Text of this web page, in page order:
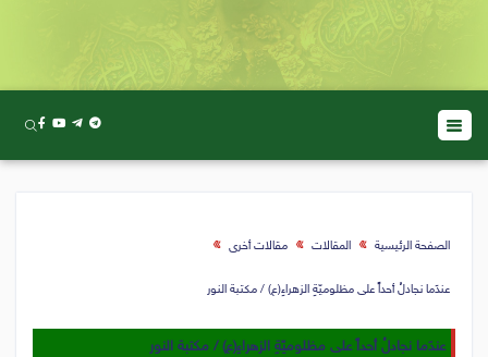
الصفحة الرئيسية المقالات مقالات أخرى
عندَما نجادلُ أحداً على مظلوميّةِ الزهراءِ(ع) / مكتبة النور
عندَما نجادلُ أحداً على مظلوميّةِ الزهراءِ(ع) / مكتبة النور